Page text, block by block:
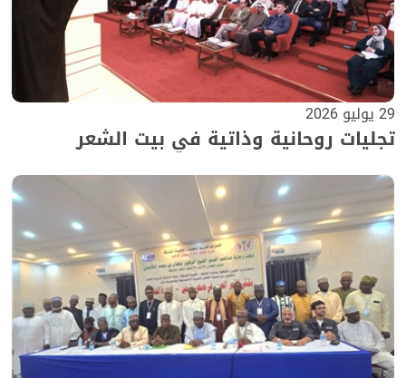
29 يوليو 2026
تجليات روحانية وذاتية في بيت الشعر